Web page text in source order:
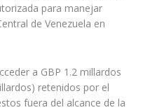
para manejar
de Venezuela en
a GBP 1.2 millardos
retenidos por el
fuera del alcance de la